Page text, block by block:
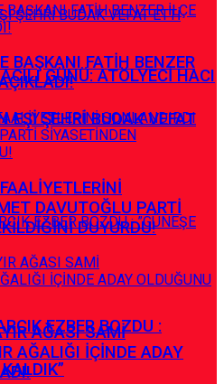
GÜNÜ: ATÖLYECİ HACI
EŞİ ŞEHRİ BUDAK VEFAT
EZBER BOZDU :
BAŞKANI FATİH BENZER
DAVUTOĞLU PARTİ
DUYURDU!
AĞASI SAMİ
AĞALIĞI İÇİNDE ADAY